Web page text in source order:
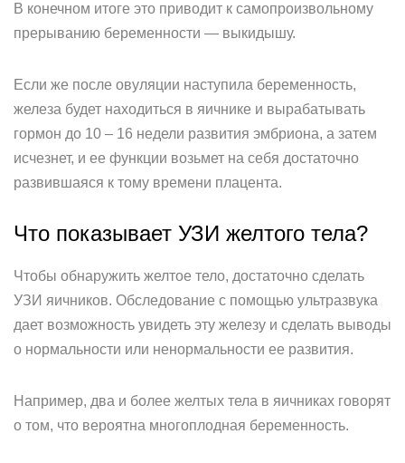
В конечном итоге это приводит к самопроизвольному
прерыванию беременности — выкидышу.
Если же после овуляции наступила беременность,
железа будет находиться в яичнике и вырабатывать
гормон до 10 – 16 недели развития эмбриона, а затем
исчезнет, и ее функции возьмет на себя достаточно
развившаяся к тому времени плацента.
Что показывает УЗИ желтого тела?
Чтобы обнаружить желтое тело, достаточно сделать
УЗИ яичников. Обследование с помощью ультразвука
дает возможность увидеть эту железу и сделать выводы
о нормальности или ненормальности ее развития.
Например, два и более желтых тела в яичниках говорят
о том, что вероятна многоплодная беременность.